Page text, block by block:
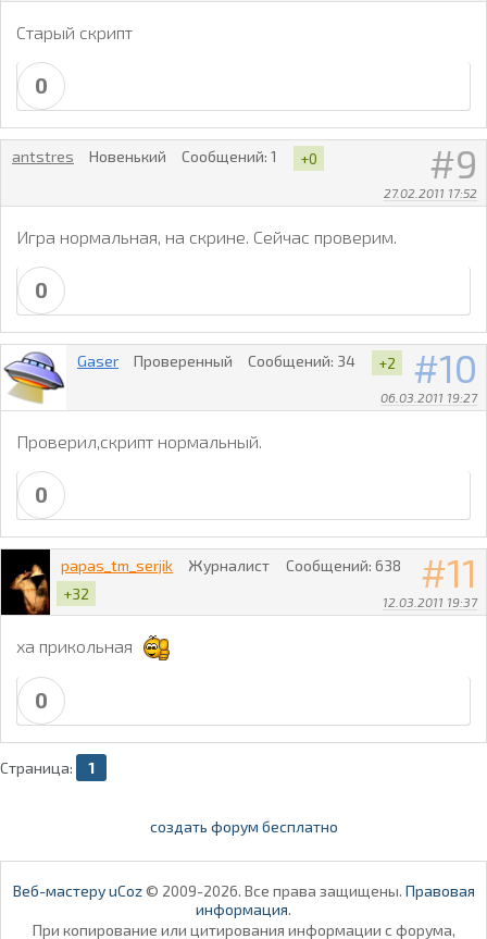
Старый скрипт
0
9
27.02.2011 17:52
antstres Новенький Сообщений: 1 +0
Игра нормальная, на скрине. Сейчас проверим.
0
10
06.03.2011 19:27
Gaser Проверенный Сообщений: 34 +2
Проверил,скрипт нормальный.
0
11
12.03.2011 19:37
papas_tm_serjik Журналист Сообщений: 638
+32
ха прикольная
0
Страница: 1
создать форум бесплатно
Веб-мастеру uCoz© 2009-2026. Все права защищены. Правовая
информация.
При копирование или цитирования информации с форума,